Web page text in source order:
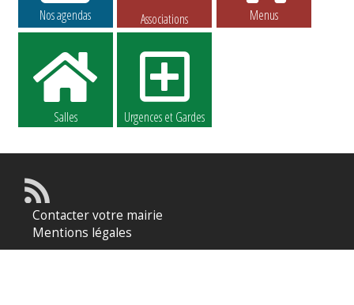
Nos agendas Associations Menus
Salles Urgences et Gardes
Contacter votre mairie
Mentions légales